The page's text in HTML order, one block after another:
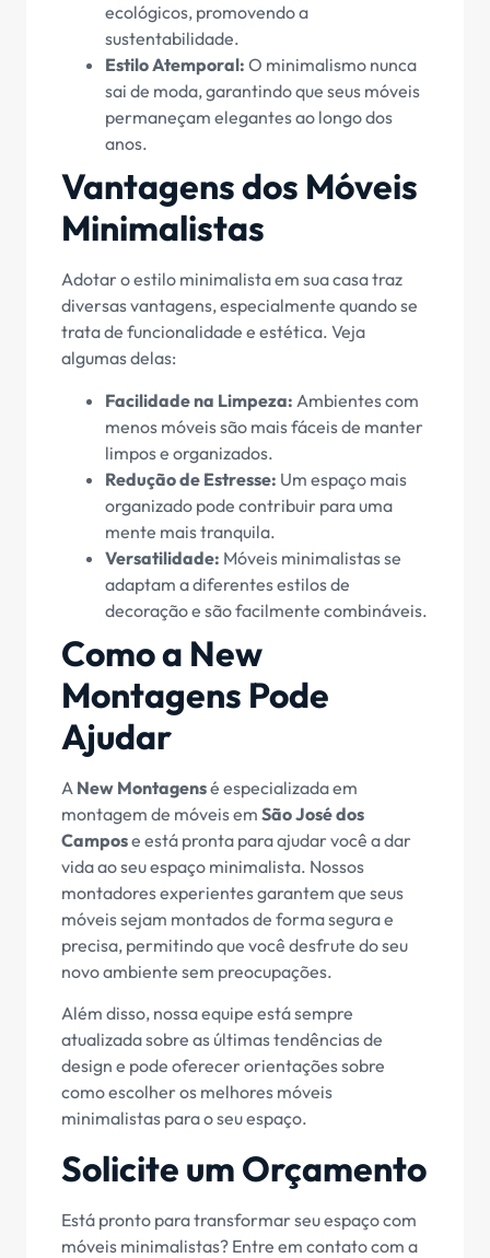
ecológicos, promovendo a
sustentabilidade.
Estilo Atemporal: O minimalismo nunca
sai de moda, garantindo que seus móveis
permaneçam elegantes ao longo dos
anos.
Vantagens dos Móveis
Minimalistas
Adotar o estilo minimalista em sua casa traz
diversas vantagens, especialmente quando se
trata de funcionalidade e estética. Veja
algumas delas:
Facilidade na Limpeza: Ambientes com
menos móveis são mais fáceis de manter
limpos e organizados.
Redução de Estresse: Um espaço mais
organizado pode contribuir para uma
mente mais tranquila.
Versatilidade: Móveis minimalistas se
adaptam a diferentes estilos de
decoração e são facilmente combináveis.
Como a New
Montagens Pode
Ajudar
A New Montagensé especializada em
montagem de móveis em São José dos
Campose está pronta para ajudar você a dar
vida ao seu espaço minimalista. Nossos
montadores experientes garantem que seus
móveis sejam montados de forma segura e
precisa, permitindo que você desfrute do seu
novo ambiente sem preocupações.
Além disso, nossa equipe está sempre
atualizada sobre as últimas tendências de
design e pode oferecer orientações sobre
como escolher os melhores móveis
minimalistas para o seu espaço.
Solicite um Orçamento
Está pronto para transformar seu espaço com
móveis minimalistas? Entre em contato com a